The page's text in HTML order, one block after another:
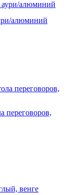
алюминий
переговоров,